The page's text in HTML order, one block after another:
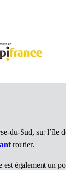
du-Sud, sur l’île
routier.
également un